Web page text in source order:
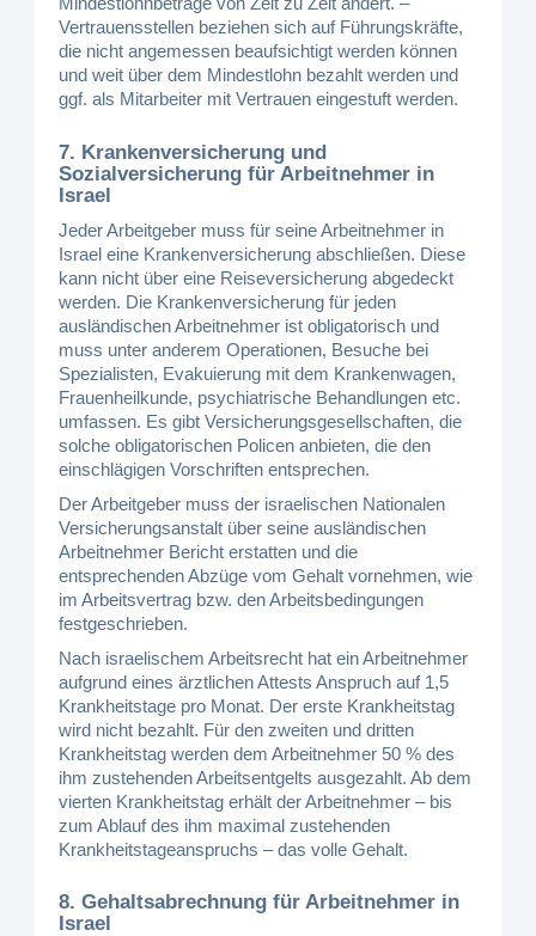
Vertrauensstellen beziehen sich auf Führungskräfte,
die nicht angemessen beaufsichtigt werden können
und weit über dem Mindestlohn bezahlt werden und
ggf. als Mitarbeiter mit Vertrauen eingestuft werden.
7. Krankenversicherung und
Sozialversicherung für Arbeitnehmer in
Israel
Jeder Arbeitgeber muss für seine Arbeitnehmer in
Israel eine Krankenversicherung abschließen. Diese
kann nicht über eine Reiseversicherung abgedeckt
werden. Die Krankenversicherung für jeden
ausländischen Arbeitnehmer ist obligatorisch und
muss unter anderem Operationen, Besuche bei
Spezialisten, Evakuierung mit dem Krankenwagen,
Frauenheilkunde, psychiatrische Behandlungen etc.
umfassen. Es gibt Versicherungsgesellschaften, die
solche obligatorischen Policen anbieten, die den
einschlägigen Vorschriften entsprechen.
Der Arbeitgeber muss der israelischen Nationalen
Versicherungsanstalt über seine ausländischen
Arbeitnehmer Bericht erstatten und die
entsprechenden Abzüge vom Gehalt vornehmen, wie
im Arbeitsvertrag bzw. den Arbeitsbedingungen
festgeschrieben.
Nach israelischem Arbeitsrecht hat ein Arbeitnehmer
aufgrund eines ärztlichen Attests Anspruch auf 1,5
Krankheitstage pro Monat. Der erste Krankheitstag
wird nicht bezahlt. Für den zweiten und dritten
Krankheitstag werden dem Arbeitnehmer 50 % des
ihm zustehenden Arbeitsentgelts ausgezahlt. Ab dem
vierten Krankheitstag erhält der Arbeitnehmer – bis
zum Ablauf des ihm maximal zustehenden
Krankheitstageanspruchs – das volle Gehalt.
8. Gehaltsabrechnung für Arbeitnehmer in
Israel